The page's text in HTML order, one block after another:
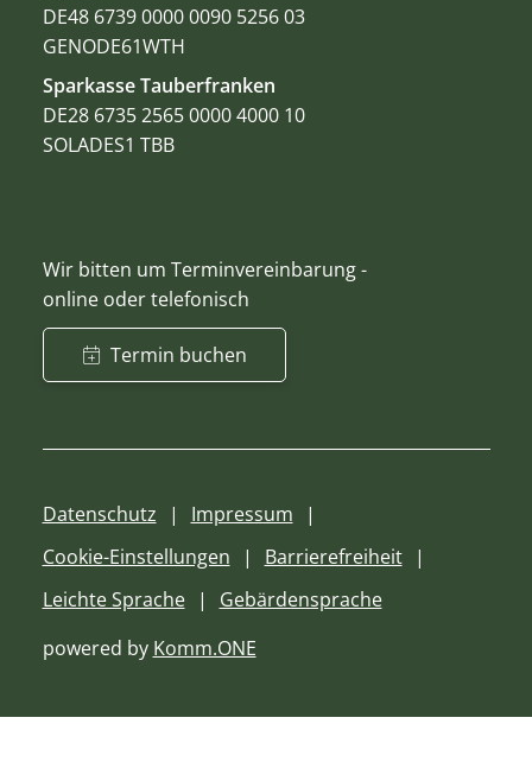
DE48 6739 0000 0090 5256 03
GENODE61WTH
Sparkasse Tauberfranken
DE28 6735 2565 0000 4000 10
SOLADES1 TBB
Wir bitten um Terminvereinbarung -
online oder telefonisch
Termin buchen
Datenschutz
Impressum
Cookie-Einstellungen
Barrierefreiheit
Leichte Sprache
Gebärdensprache
powered by Komm.ONE